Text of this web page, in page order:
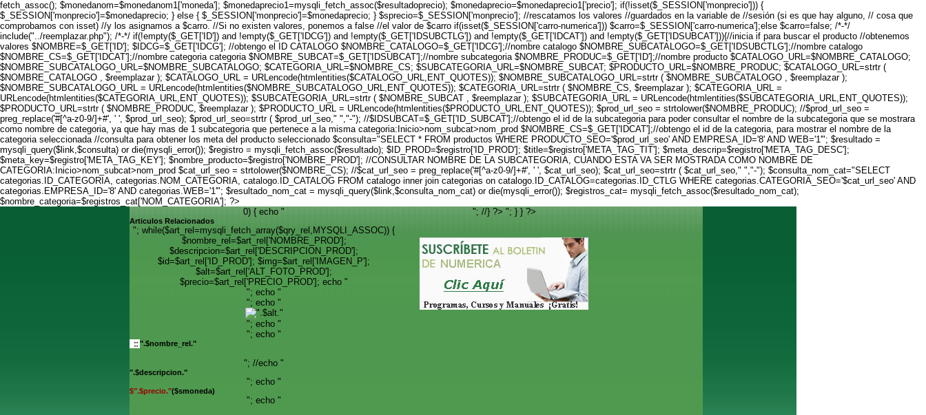
fetch_assoc(); $monedanom=$monedanom1['moneda']; $monedaprecio1=mysqli_fetch_assoc($resultadoprecio); $monedaprecio=$monedaprecio1['precio']; if(!isset($_SESSION['monprecio'])) {
$_SESSION['monprecio']=$monedaprecio; } else { $_SESSION['monprecio']=$monedaprecio; } $sprecio=$_SESSION['monprecio']; //rescatamos los valores //guardados en la variable de //sesión (si es que hay alguno, // cosa que
comprobamos con isset) //y los asignamos a $carro. //Si no existen valores, ponemos a false //el valor de $carro if(isset($_SESSION['carro-numerica'])) $carro=$_SESSION['carro-numerica'];else $carro=false; /*-*/
include("../reemplazar.php"); /*-*/ if(!empty($_GET['ID']) and !empty($_GET['IDCG']) and !empty($_GET['IDSUBCTLG']) and !empty($_GET['IDCAT']) and !empty($_GET['IDSUBCAT'])){//inicia if para buscar el producto //obtenemos
valores $NOMBRE=$_GET['ID']; $IDCG=$_GET['IDCG']; //obtengo el ID CATALOGO $NOMBRE_CATALOGO=$_GET['IDCG'];//nombre catalogo $NOMBRE_SUBCATALOGO=$_GET['IDSUBCTLG'];//nombre catalogo
$NOMBRE_CS=$_GET['IDCAT'];//nombre categoria categoria $NOMBRE_SUBCAT=$_GET['IDSUBCAT'];//nombre subcategoria $NOMBRE_PRODUC=$_GET['ID'];//nombre producto $CATALOGO_URL=$NOMBRE_CATALOGO;
$NOMBRE_SUBCATALOGO_URL=$NOMBRE_SUBCATALOGO; $CATEGORIA_URL=$NOMBRE_CS; $SUBCATEGORIA_URL=$NOMBRE_SUBCAT; $PRODUCTO_URL=$NOMBRE_PRODUC; $CATALOGO_URL=strtr (
$NOMBRE_CATALOGO , $reemplazar ); $CATALOGO_URL = URLencode(htmlentities($CATALOGO_URL,ENT_QUOTES)); $NOMBRE_SUBCATALOGO_URL=strtr ( $NOMBRE_SUBCATALOGO , $reemplazar );
$NOMBRE_SUBCATALOGO_URL = URLencode(htmlentities($NOMBRE_SUBCATALOGO_URL,ENT_QUOTES)); $CATEGORIA_URL=strtr ( $NOMBRE_CS, $reemplazar ); $CATEGORIA_URL =
URLencode(htmlentities($CATEGORIA_URL,ENT_QUOTES)); $SUBCATEGORIA_URL=strtr ( $NOMBRE_SUBCAT , $reemplazar ); $SUBCATEGORIA_URL = URLencode(htmlentities($SUBCATEGORIA_URL,ENT_QUOTES));
$PRODUCTO_URL=strtr ( $NOMBRE_PRODUC, $reemplazar ); $PRODUCTO_URL = URLencode(htmlentities($PRODUCTO_URL,ENT_QUOTES)); $prod_url_seo = strtolower($NOMBRE_PRODUC); //$prod_url_seo =
preg_replace('#[^a-z0-9/]+#', ' ', $prod_url_seo); $prod_url_seo=strtr ( $prod_url_seo," ","-"); //$IDSUBCAT=$_GET['ID_SUBCAT'];//obtengo el id de la subcategoria para poder consultar el nombre de la subcategoria que se mostrara
como nombre de categoria, ya que hay mas de 1 subcategoria que pertenece a la misma categoria:Inicio>nom_subcat>nom_prod $NOMBRE_CS=$_GET['IDCAT'];//obtengo el id de la categoria, para mostrar el nombre de la
categoria seleccionada //consulta para obtener los meta del producto seleccionado $consulta="SELECT * FROM productos WHERE PRODUCTO_SEO='$prod_url_seo' AND EMPRESA_ID='8' AND WEB='1'"; $resultado =
mysqli_query($link,$consulta) or die(mysqli_error()); $registro = mysqli_fetch_assoc($resultado); $ID_PROD=$registro['ID_PROD']; $title=$registro['META_TAG_TIT']; $meta_descrip=$registro['META_TAG_DESC'];
$meta_key=$registro['META_TAG_KEY']; $nombre_producto=$registro['NOMBRE_PROD']; //CONSULTAR NOMBRE DE LA SUBCATEGORIA, CUANDO ESTA VA SER MOSTRADA COMO NOMBRE DE
CATEGORIA:Inicio>nom_subcat>nom_prod $cat_url_seo = strtolower($NOMBRE_CS); //$cat_url_seo = preg_replace('#[^a-z0-9/]+#', ' ', $cat_url_seo); $cat_url_seo=strtr ( $cat_url_seo," ","-"); $consulta_nom_cat="SELECT
categorias.ID_CATEGORIA, categorias.NOM_CATEGORIA, catalogo.ID_CATALOG FROM catalogo inner join categorias on catalogo.ID_CATALOG=categorias.ID_CTLG WHERE categorias.CATEGORIA_SEO='$cat_url_seo' AND
categorias.EMPRESA_ID='8' AND categorias.WEB='1'"; $resultado_nom_cat = mysqli_query($link,$consulta_nom_cat) or die(mysqli_error()); $registros_cat= mysqli_fetch_assoc($resultado_nom_cat);
$nombre_categoria=$registros_cat['NOM_CATEGORIA']; ?>
"; //} ?>
0) { echo "
Articulos Relacionados
"; while($art_rel=mysqli_fetch_array($qry_rel,MYSQLI_ASSOC)) {
$nombre_rel=$art_rel['NOMBRE_PROD'];
$descripcion=$art_rel['DESCRIPCION_PROD'];
$id=$art_rel['ID_PROD']; $img=$art_rel['IMAGEN_P'];
$alt=$art_rel['ALT_FOTO_PROD'];
$precio=$art_rel['PRECIO_PROD']; echo "
"; echo "
"; echo "
"; echo "
"; echo "
".$nombre_rel."
"; //echo "
".$descripcion."
"; echo "
$".$precio."($smoneda)
"; echo "
"; } } ?>